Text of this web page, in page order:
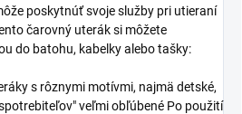
poskytnúť svoje služby pri utieraní
čarovný uterák si môžete
do batohu, kabelky alebo tašky:
s rôznymi motívmi, najmä detské,
veľmi obľúbené Po použití